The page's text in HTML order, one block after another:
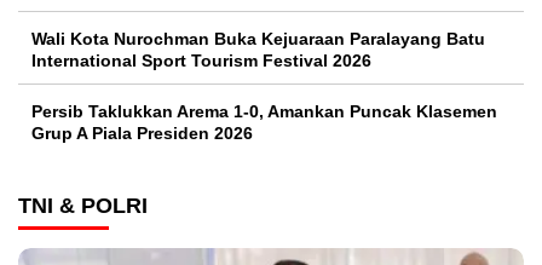
Wali Kota Nurochman Buka Kejuaraan Paralayang Batu
International Sport Tourism Festival 2026
Persib Taklukkan Arema 1-0, Amankan Puncak Klasemen
Grup A Piala Presiden 2026
TNI & POLRI